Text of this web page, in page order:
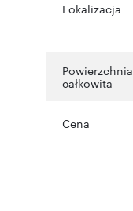
Lokalizacja
Powierzchnia
całkowita
Cena